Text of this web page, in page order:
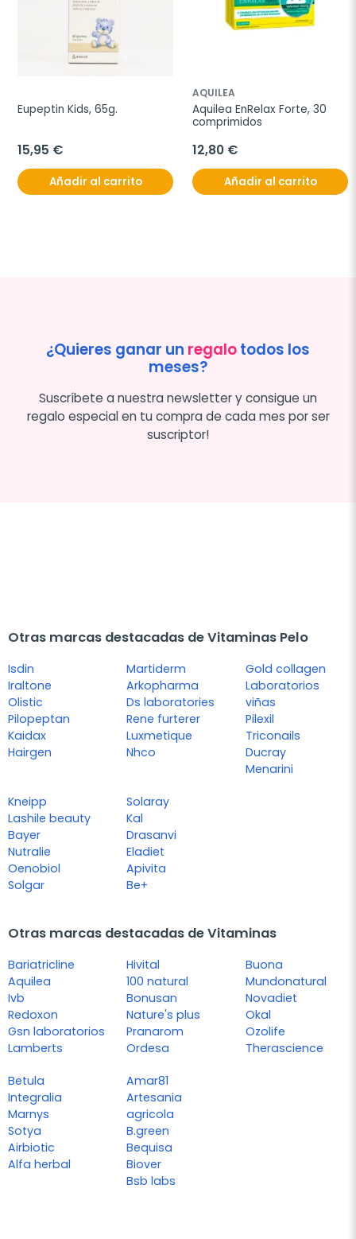
Eupeptin Kids, 65g.
15,95 €
Añadir al carrito
AQUILEA
Aquilea EnRelax Forte, 30
comprimidos
12,80 €
Añadir al carrito
¿Quieres ganar un regalotodos los
meses?
Suscríbete a nuestra newsletter y consigue un
regalo especial en tu compra de cada mes por ser
suscriptor!
Otras marcas destacadas de Vitaminas Pelo
Isdin
Iraltone
Olistic
Pilopeptan
Kaidax
Hairgen
Martiderm
Arkopharma
Ds laboratories
Rene furterer
Luxmetique
Nhco
Gold collagen
Laboratorios
viñas
Pilexil
Triconails
Ducray
Menarini
Kneipp
Lashile beauty
Bayer
Nutralie
Oenobiol
Solgar
Solaray
Kal
Drasanvi
Eladiet
Apivita
Be+
Otras marcas destacadas de Vitaminas
Bariatricline
Aquilea
Ivb
Redoxon
Gsn laboratorios
Lamberts
Hivital
100 natural
Bonusan
Nature's plus
Pranarom
Ordesa
Buona
Mundonatural
Novadiet
Okal
Ozolife
Therascience
Betula
Integralia
Marnys
Sotya
Airbiotic
Alfa herbal
Amar81
Artesania
agricola
B.green
Bequisa
Biover
Bsb labs